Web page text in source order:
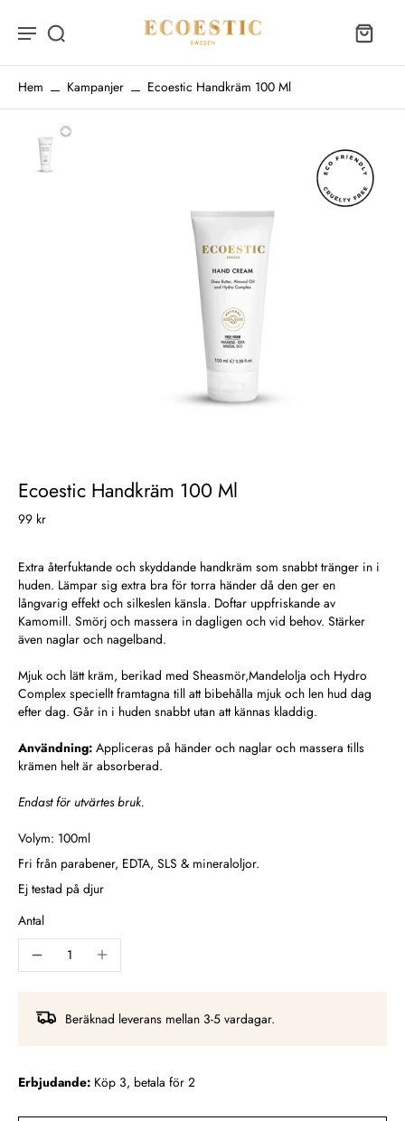
Hem Kampanjer Ecoestic Handkräm 100 Ml
Ecoestic Handkräm 100 Ml
99 kr
Extra återfuktande och skyddande handkräm som snabbt tränger in i
huden. Lämpar sig extra bra för torra händer då den ger en
långvarig effekt och silkeslen känsla. Doftar uppfriskande av
Kamomill. Smörj och massera in dagligen och vid behov. Stärker
även naglar och nagelband.
Mjuk och lätt kräm, berikad med Sheasmör,Mandelolja och Hydro
Complex speciellt framtagna till att bibehålla mjuk och len hud dag
efter dag. Går in i huden snabbt utan att kännas kladdig.
Användning: Appliceras på händer och naglar och massera tills
krämen helt är absorberad.
Endast för utvärtes bruk.
Volym: 100ml
Fri från parabener, EDTA, SLS & mineraloljor.
Ej testad på djur
Antal
Beräknad leverans mellan 3-5 vardagar.
Erbjudande: Köp 3, betala för 2